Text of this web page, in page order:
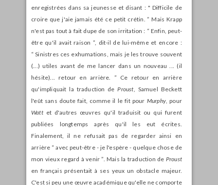
enregistrées dans sa jeunesse et disant : " Difficile de
croire que j'aie jamais été ce petit crétin. ” Mais Krapp
n'est pas tout à fait dupe de son irritation : “ Enfin, peut-
être qu'il avait raison ”, dit-il de lui-même et encore :
“ Sinistres ces exhumations, mais je les trouve souvent
(...) utiles avant de me lancer dans un nouveau ... (il
hésite)... retour en arrière. ” Ce retour en arrière
qu'impliquait la traduction de Proust , Samuel Beckett
l'eût sans doute fait, comme il le fit pour Murphy, pour
Wattet d'autres œuvres qu'il traduisit ou qui furent
publiées longtemps après qu'il les eut écrites.
Finalement, il ne refusait pas de regarder ainsi en
arrière “ avec peut-être - je l'espère - quelque chose de
mon vieux regard à venir ”. Mais la traduction de Proust
en français présentait à ses yeux un obstacle majeur.
C'est si peu une œuvre académique qu'elle ne comporte